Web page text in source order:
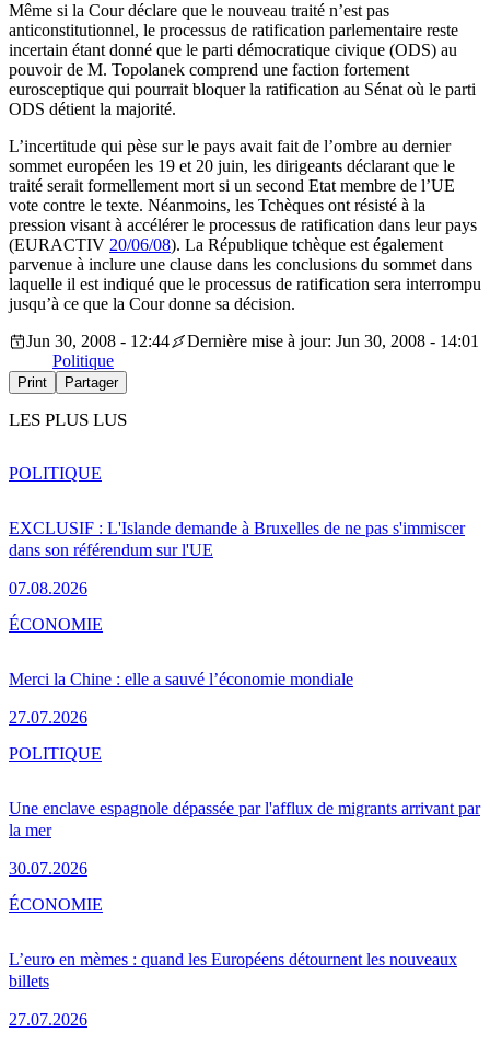
Même si la Cour déclare que le nouveau traité n’est pas
anticonstitutionnel, le processus de ratification parlementaire reste
incertain étant donné que le parti démocratique civique (ODS) au
pouvoir de M. Topolanek comprend une faction fortement
eurosceptique qui pourrait bloquer la ratification au Sénat où le parti
ODS détient la majorité.
L’incertitude qui pèse sur le pays avait fait de l’ombre au dernier
sommet européen les 19 et 20 juin, les dirigeants déclarant que le
traité serait formellement mort si un second Etat membre de l’UE
vote contre le texte. Néanmoins, les Tchèques ont résisté à la
pression visant à accélérer le processus de ratification dans leur pays
(EURACTIV 20/06/08). La République tchèque est également
parvenue à inclure une clause dans les conclusions du sommet dans
laquelle il est indiqué que le processus de ratification sera interrompu
jusqu’à ce que la Cour donne sa décision.
Jun 30, 2008 - 12:44
Dernière mise à jour: Jun 30, 2008 - 14:01
Politique
Print Partager
LES PLUS LUS
EXCLUSIF : L'Islande demande à Bruxelles de ne pas s'immiscer
dans son référendum sur l'UE
07.08.2026
POLITIQUE
Merci la Chine : elle a sauvé l’économie mondiale
27.07.2026
ÉCONOMIE
Une enclave espagnole dépassée par l'afflux de migrants arrivant par
la mer
30.07.2026
POLITIQUE
L’euro en mèmes : quand les Européens détournent les nouveaux
billets
27.07.2026
ÉCONOMIE